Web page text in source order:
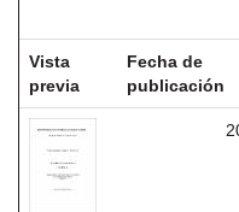
Vista
previa
Fecha de
publicación